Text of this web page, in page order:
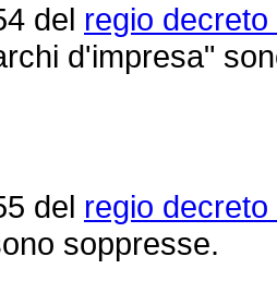
del regio
d'impresa"
del regio
soppresse.